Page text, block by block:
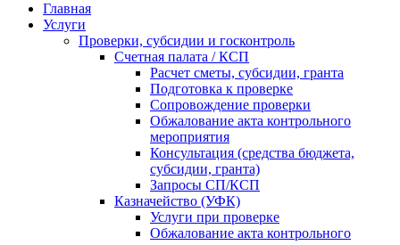
Главная
Услуги
Проверки, субсидии и госконтроль
Счетная палата / КСП
Расчет сметы, субсидии, гранта
Подготовка к проверке
Сопровождение проверки
Обжалование акта контрольного
мероприятия
Консультация (средства бюджета,
субсидии, гранта)
Запросы СП/КСП
Казначейство (УФК)
Услуги при проверке
Обжалование акта контрольного